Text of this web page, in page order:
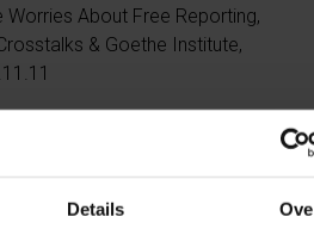
Details
Worries About Free Reporting,
& Goethe Institute,